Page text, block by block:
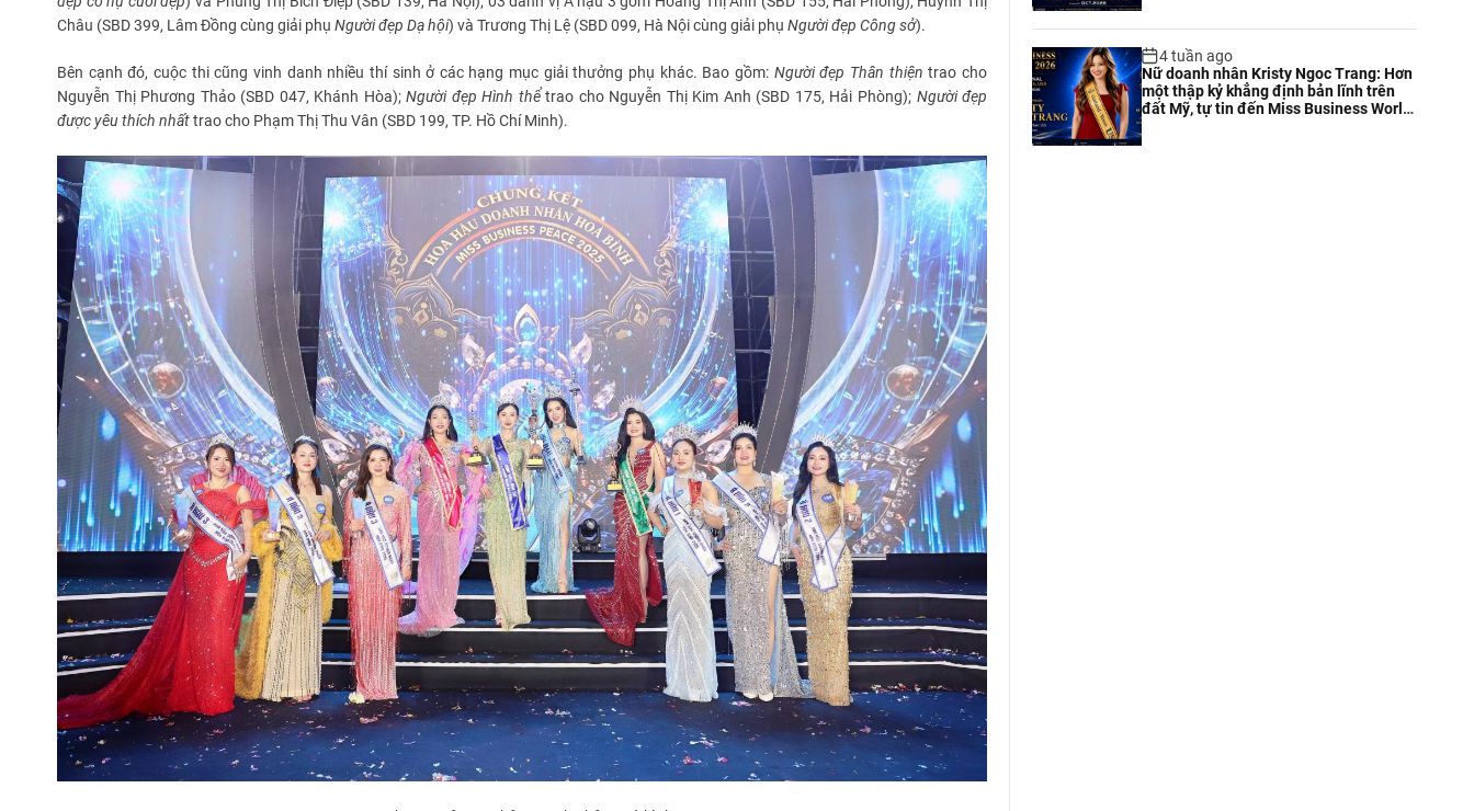
Châu (SBD 399, Lâm Đồng cùng giải phụ Người đẹp Dạ hội) và Trương Thị Lệ (SBD 099, Hà Nội cùng giải phụ Người đẹp Công sở).
Bên cạnh đó, cuộc thi cũng vinh danh nhiều thí sinh ở các hạng mục giải thưởng phụ khác. Bao gồm: Người đẹp Thân thiện trao cho
Nguyễn Thị Phương Thảo (SBD 047, Khánh Hòa);Người đẹp Hình thểtrao cho Nguyễn Thị Kim Anh (SBD 175, Hải Phòng); Người đẹp
đượcyêu thích nhấttrao cho Phạm Thị Thu Vân (SBD 199, TP. Hồ Chí Minh).
4 tuần ago
Nữ doanh nhân Kristy Ngoc Trang: Hơn
một thập kỷ khẳng định bản lĩnh trên
đất Mỹ, tự tin đến Miss Business World